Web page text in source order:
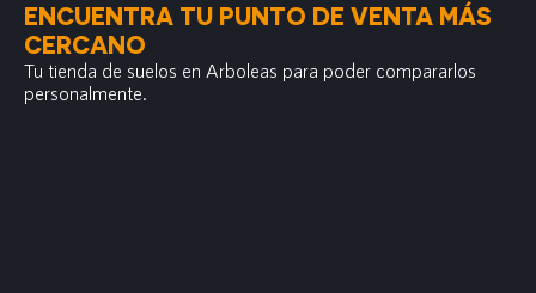
ENCUENTRA TU PUNTO DE VENTA MÁS
CERCANO
Tu tienda de suelos en Arboleas para poder compararlos
personalmente.